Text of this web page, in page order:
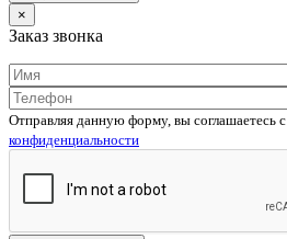
×
Заказ звонка
Отправляя данную форму, вы соглашаетесь c
конфиденциальности